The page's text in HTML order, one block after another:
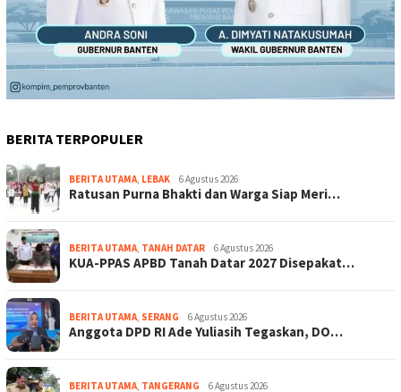
BERITA TERPOPULER
BERITA UTAMA LEBAK 6 Agustus 2026
Ratusan Purna Bhakti dan Warga Siap Meri…
BERITA UTAMA TANAH DATAR 6 Agustus 2026
KUA-PPAS APBD Tanah Datar 2027 Disepakat…
BERITA UTAMA SERANG 6 Agustus 2026
Anggota DPD RI Ade Yuliasih Tegaskan, DO…
BERITA UTAMA TANGERANG 6 Agustus 2026